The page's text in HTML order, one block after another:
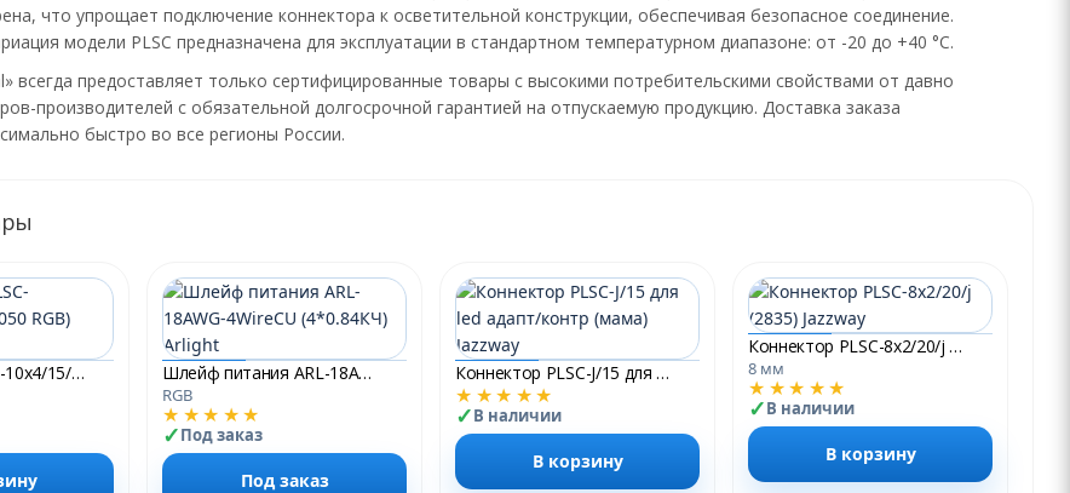
что упрощает подключение коннектора к осветительной конструкции, обеспечивая безопасное соединение.
модели PLSC предназначена для эксплуатации в стандартном температурном диапазоне: от -20 до +40 °С.
всегда предоставляет только сертифицированные товары с высокими потребительскими свойствами от давно
производителей с обязательной долгосрочной гарантией на отпускаемую продукцию. Доставка заказа
быстро во все регионы России.
Коннектор PLSC-10x4/15/10*4 (5050 RGB) Jazzway Шлейф питания ARL-18AWG-4WireCU (4*0.84КЧ) Arlight
RGB
★★★★★
Под заказ
Под заказ
Коннектор PLSC-J/15 для led адапт/контр (мама) Jazzway
★★★★★
В наличии
В корзину
Коннектор PLSC-8x2/20/j (2835) Jazzway
8 мм
★★★★★
В наличии
В корзину